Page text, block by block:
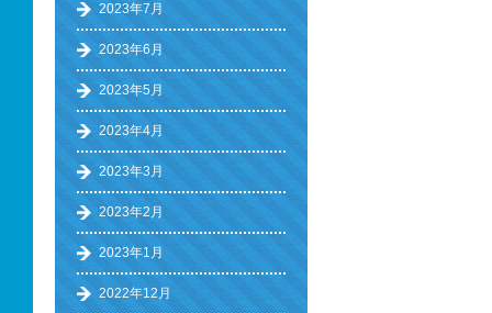
2023年7月
2023年6月
2023年5月
2023年4月
2023年3月
2023年2月
2023年1月
2022年12月